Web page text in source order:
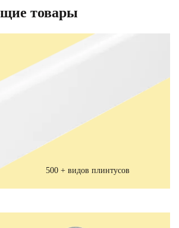
товары
500 + видов плинтусов